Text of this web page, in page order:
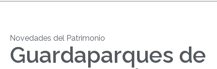
Novedades del Patrimonio
Guardaparques de